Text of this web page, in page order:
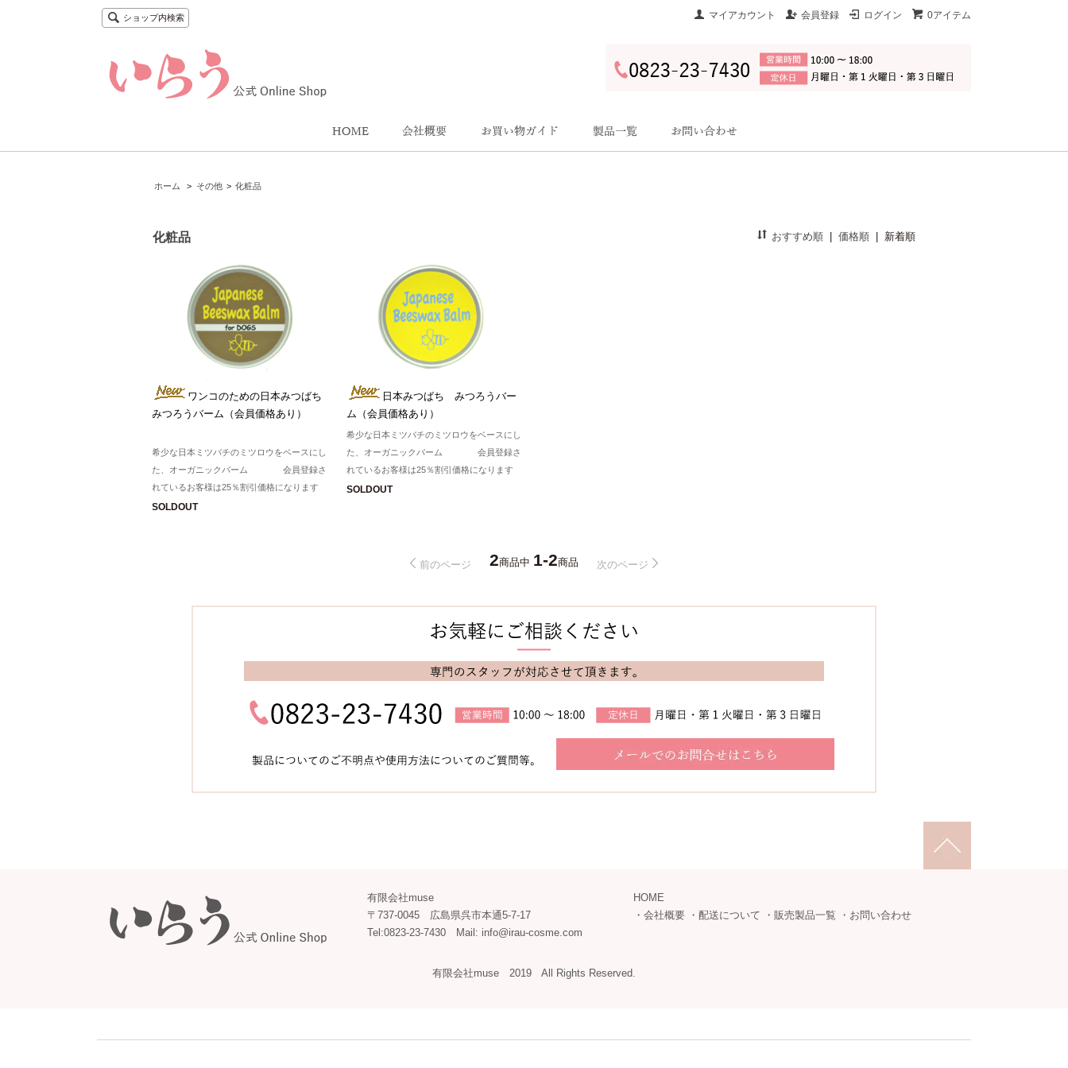
0アイテム
ログイン
会員登録
マイアカウント
ショップ内検索
ホーム > その他 > 化粧品
化粧品 おすすめ順 | 価格順 | 新着順
ワンコのための日本みつばち
みつろうバーム（会員価格あり）
希少な日本ミツバチのミツロウをベースにし
た、オーガニックバーム 会員登録さ
れているお客様は25％割引価格になります
SOLDOUT
日本みつばち みつろうバー
ム（会員価格あり）
希少な日本ミツバチのミツロウをベースにし
た、オーガニックバーム 会員登録さ
れているお客様は25％割引価格になります
SOLDOUT
前のページ 2商品中 1-2商品 次のページ
有限会社muse
〒737-0045 広島県呉市本通5-7-17
Tel:0823-23-7430 Mail: info@irau-cosme.com
HOME
・ 会社概要 ・ 配送について ・ 販売製品一覧 ・ お問い合わせ
有限会社muse 2019 All Rights Reserved.